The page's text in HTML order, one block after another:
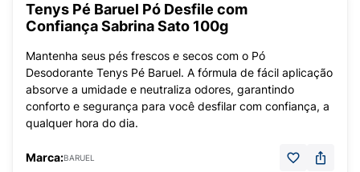
Tenys Pé Baruel Pó Desfile com
Confiança Sabrina Sato 100g
Mantenha seus pés frescos e secos com o Pó
Desodorante Tenys Pé Baruel. A fórmula de fácil aplicação
absorve a umidade e neutraliza odores, garantindo
conforto e segurança para você desfilar com confiança, a
qualquer hora do dia.
Marca:BARUEL